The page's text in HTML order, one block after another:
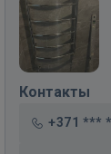
Контакты
+371 ***